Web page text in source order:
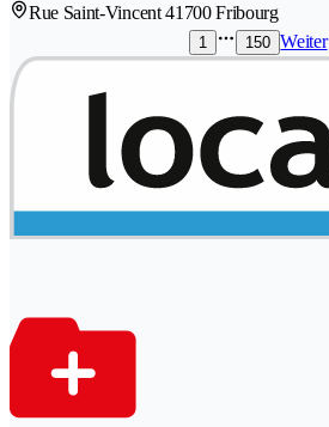
Rue Saint-Vincent 41700 Fribourg
1 150 Weiter